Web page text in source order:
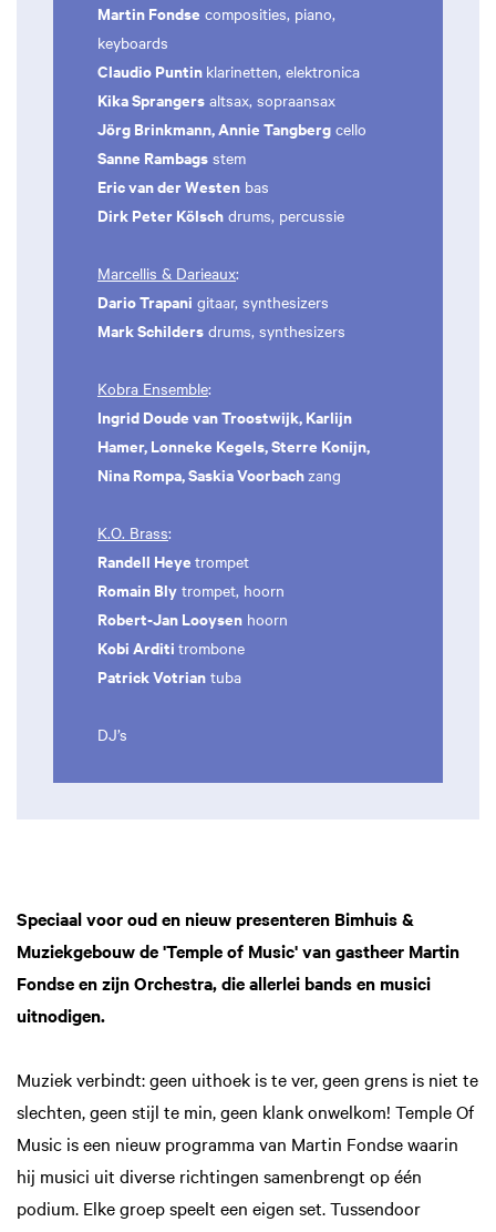
Martin Fondse composities, piano,
keyboards
Claudio Puntin klarinetten, elektronica
Kika Sprangers altsax, sopraansax
Jörg Brinkmann, Annie Tangberg cello
Sanne Rambags stem
Eric van der Westen bas
Dirk Peter Kölsch drums, percussie
Marcellis & Darieaux:
Dario Trapani gitaar, synthesizers
Mark Schilders drums, synthesizers
Kobra Ensemble:
Ingrid Doude van Troostwijk, Karlijn
Hamer, Lonneke Kegels, Sterre Konijn,
Nina Rompa, Saskia Voorbachzang
K.O. Brass:
Randell Heye trompet
Romain Bly trompet, hoorn
Robert-Jan Looysen hoorn
Kobi Arditi trombone
Patrick Votrian tuba
DJ’s
Speciaal voor oud en nieuw presenteren Bimhuis &
Muziekgebouw de 'Temple of Music' van gastheer Martin
Fondse en zijn Orchestra, die allerlei bands en musici
uitnodigen.
Muziek verbindt: geen uithoek is te ver, geen grens is niet te
slechten, geen stijl te min, geen klank onwelkom! Temple Of
Music is een nieuw programma van Martin Fondse waarin
hij musici uit diverse richtingen samenbrengt op één
podium. Elke groep speelt een eigen set. Tussendoor
Zoom
in